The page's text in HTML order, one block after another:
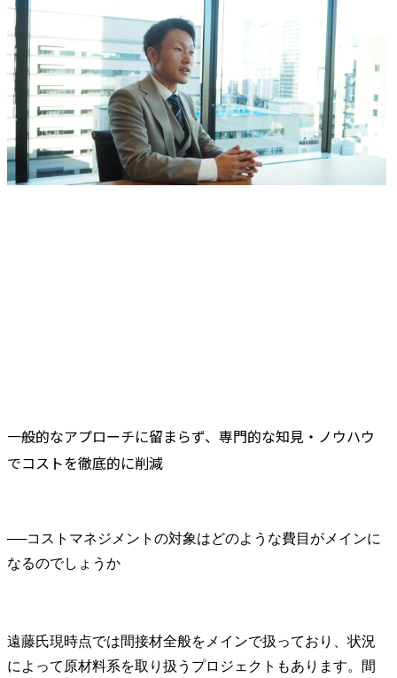
一般的なアプローチに留まらず、専門的な知見・ノウハウ
でコストを徹底的に削減
──コストマネジメントの対象はどのような費目がメインに
遠藤氏現時点では間接材全般をメインで扱っており、状況
によって原材料系を取り扱うプロジェクトもあります。間